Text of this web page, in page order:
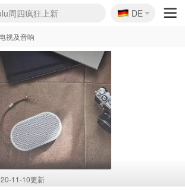
夏促开抢！
周四疯狂上新
！&OtherStories大促
相75折 随时失效
独家85折
！Camper额外叠85折
奥莱闪促！每日更新
季囤！5折起+叠9折
仅€192
🇩🇪
DE
电视及音响
11-10更新